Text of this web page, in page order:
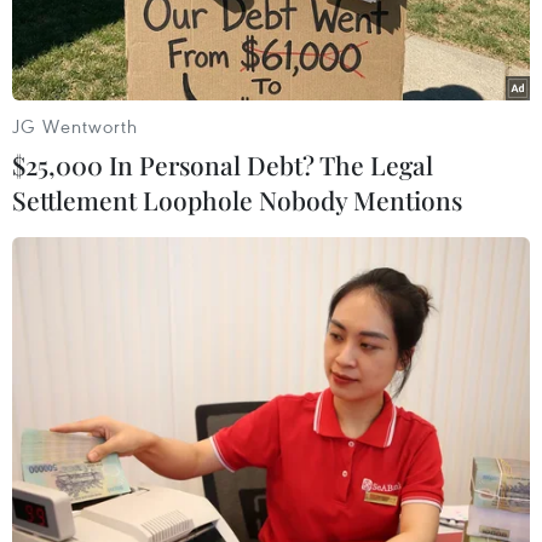
sắp tới.
Nhà vô địch thế giới Nguyễn Trần Duy Nhất (giáp xanh) sẽ đảm
nhiệm vai trò trợ lý huấn luyện viên cho đội tuyển Kun Khmer
Việt Nam tại kỳ SEA Games 32. (Ảnh: Hoàng Hùng/TTXVN)
Tại Đại hội thể thao Đông Nam Á lần thứ 32
(SEA Games 32) sắp tới, nước chủ nhà
JG Wentworth
$25,000 In Personal Debt? The Legal
Settlement Loophole Nobody Mentions